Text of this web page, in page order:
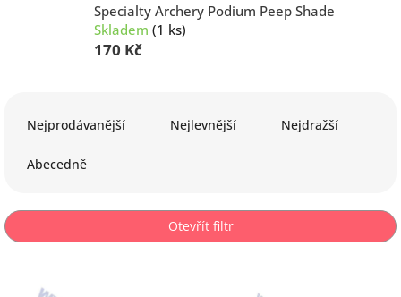
Specialty Archery Podium Peep Shade
Skladem (1 ks)
170 Kč
p
r
Nejprodávanější Nejlevnější Nejdražší
Abecedně
Otevřít filtr